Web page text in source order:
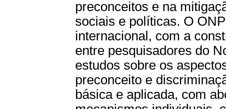
preconceitos e na
sociais e políticas. O
internacional, com a
entre pesquisadores do
estudos sobre os
preconceito e
básica e aplicada, com